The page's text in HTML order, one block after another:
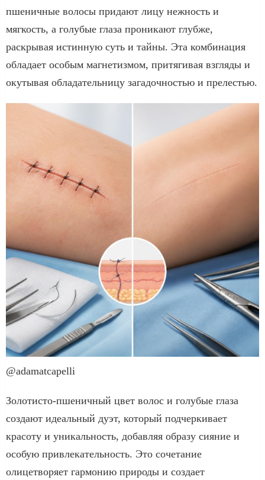
пшеничные волосы придают лицу нежность и
мягкость, а голубые глаза проникают глубже,
раскрывая истинную суть и тайны. Эта комбинация
обладает особым магнетизмом, притягивая взгляды и
окутывая обладательницу загадочностью и прелестью.
@adamatcapelli
Золотисто-пшеничный цвет волос и голубые глаза
создают идеальный дуэт, который подчеркивает
красоту и уникальность, добавляя образу сияние и
особую привлекательность. Это сочетание
олицетворяет гармонию природы и создает